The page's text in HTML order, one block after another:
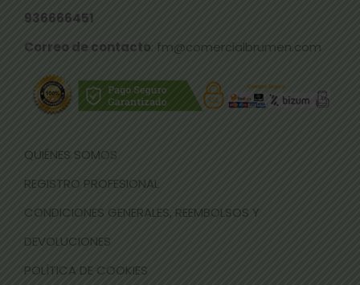
936666451
Correo de contacto: fm@comercialbrumen.com
QUIÉNES SOMOS
REGISTRO PROFESIONAL
CONDICIONES GENERALES, REEMBOLSOS Y
DEVOLUCIONES
POLÍTICA DE COOKIES